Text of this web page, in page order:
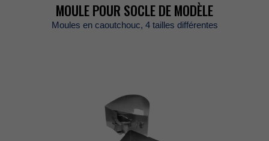
MOULEPOURSOCLEDEMODÈLE
Moulesencaoutchouc,4taillesdifférentes